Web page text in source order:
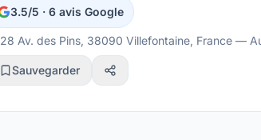
3.5/5 · 6 avis Google
28 Av. des Pins, 38090 Villefontaine, France —
Sauvegarder